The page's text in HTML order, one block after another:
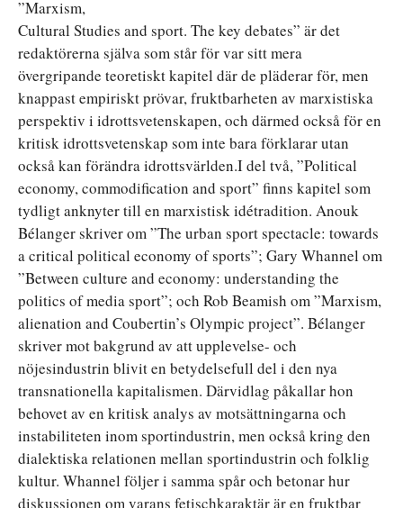
”Marxism,
Cultural Studies and sport. The key debates” är det
redaktörerna själva som står för var sitt mera
övergripande teoretiskt kapitel där de pläderar för, men
knappast empiriskt prövar, fruktbarheten av marxistiska
perspektiv i idrottsvetenskapen, och därmed också för en
kritisk idrottsvetenskap som inte bara förklarar utan
också kan förändra idrottsvärlden.I del två, ”Political
economy, commodification and sport” finns kapitel som
tydligt anknyter till en marxistisk idétradition. Anouk
Bélanger skriver om ”The urban sport spectacle: towards
a critical political economy of sports”; Gary Whannel om
”Between culture and economy: understanding the
politics of media sport”; och Rob Beamish om ”Marxism,
alienation and Coubertin’s Olympic project”. Bélanger
skriver mot bakgrund av att upplevelse- och
nöjesindustrin blivit en betydelsefull del i den nya
transnationella kapitalismen. Därvidlag påkallar hon
behovet av en kritisk analys av motsättningarna och
instabiliteten inom sportindustrin, men också kring den
dialektiska relationen mellan sportindustrin och folklig
kultur. Whannel följer i samma spår och betonar hur
diskussionen om varans fetischkaraktär är en fruktbar